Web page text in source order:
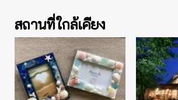
สถานที่ใกล้เคียง